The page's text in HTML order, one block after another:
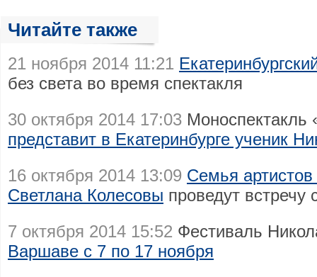
Читайте также
21 ноября 2014 11:21
без света во время спектакля
30 октября 2014 17:03
представит в Екатеринбурге ученик
16 октября 2014 13:09 Семья
Светлана Колесовы проведут встречу
7 октября 2014 15:52 Фестиваль
Варшаве с 7 по 17 ноября